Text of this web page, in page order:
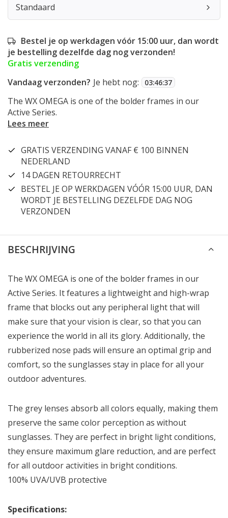
Standaard
Bestel je op werkdagen vóór 15:00 uur, dan wordt
je bestelling dezelfde dag nog verzonden!
Gratis verzending
Vandaag verzonden? Je hebt nog: 03:46:37
The WX OMEGA is one of the bolder frames in our
Active Series.
Lees meer
GRATIS VERZENDING VANAF € 100 BINNEN
NEDERLAND
14 DAGEN RETOURRECHT
BESTEL JE OP WERKDAGEN VÓÓR 15:00 UUR, DAN
WORDT JE BESTELLING DEZELFDE DAG NOG
VERZONDEN
BESCHRIJVING
The WX OMEGA is one of the bolder frames in our
Active Series. It features a lightweight and high-wrap
frame that blocks out any peripheral light that will
make sure that your vision is clear, so that you can
experience the world in all its glory. Additionally, the
rubberized nose pads will ensure an optimal grip and
comfort, so the sunglasses stay in place for all your
outdoor adventures.
The grey lenses absorb all colors equally, making them
preserve the same color perception as without
sunglasses. They are perfect in bright light conditions,
they ensure maximum glare reduction, and are perfect
for all outdoor activities in bright conditions.
100% UVA/UVB protective
Specifications: